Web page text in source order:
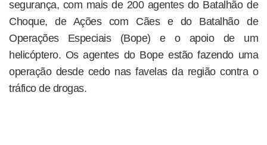
segurança, com mais de 200 agentes do Batalhão de
Choque, de Ações com Cães e do Batalhão de
Operações Especiais (Bope) e o apoio de um
helicóptero. Os agentes do Bope estão fazendo uma
operação desde cedo nas favelas da região contra o
tráfico de drogas.